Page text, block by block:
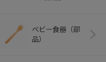
ベビー食器（部
品）